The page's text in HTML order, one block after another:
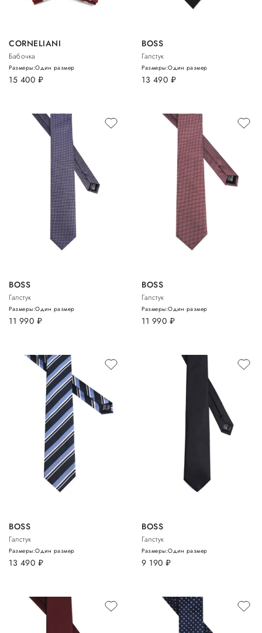
CORNELIANI
Бабочка
15 400 руб.
Размеры:Один размер
BOSS
Галстук
13 490 руб.
Размеры:Один размер
BOSS
Галстук
11 990 руб.
Размеры:Один размер
BOSS
Галстук
11 990 руб.
Размеры:Один размер
BOSS
Галстук
13 490 руб.
Размеры:Один размер
BOSS
Галстук
9 190 руб.
Размеры:Один размер